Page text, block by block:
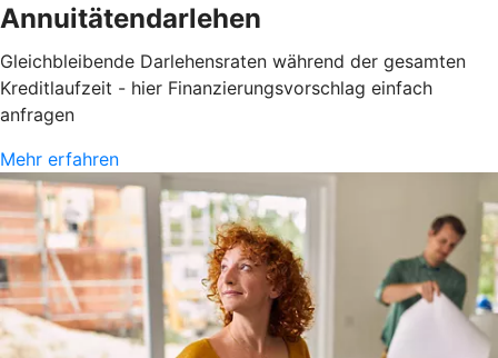
Annuitätendarlehen
Gleichbleibende Darlehensraten während der gesamten
Kreditlaufzeit - hier Finanzierungsvorschlag einfach
anfragen
Mehr erfahren